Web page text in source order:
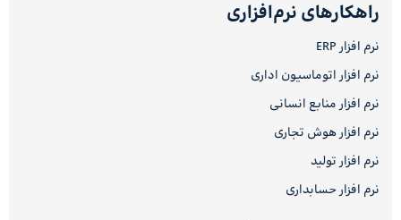
راهکارهای نرم‌افزاری
نرم افزار ERP
نرم افزار اتوماسیون اداری
نرم افزار منابع انسانی
نرم افزار هوش تجاری
نرم افزار تولید
نرم افزار حسابداری